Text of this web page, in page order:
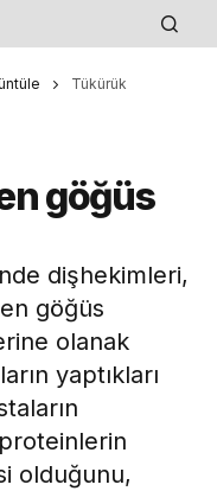
Tükürük
göğüs
dişhekimleri,
göğüs
olanak
yaptıkları
olduğunu,